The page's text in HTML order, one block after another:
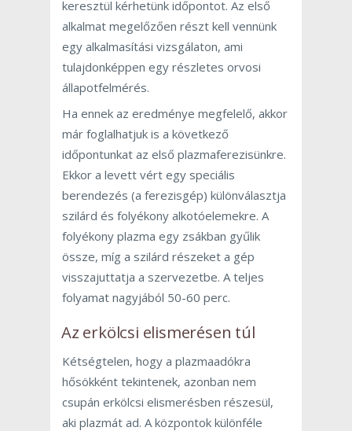
keresztül kérhetünk időpontot. Az első
alkalmat megelőzően részt kell vennünk
egy alkalmasítási vizsgálaton, ami
tulajdonképpen egy részletes orvosi
állapotfelmérés.
Ha ennek az eredménye megfelelő, akkor
már foglalhatjuk is a következő
időpontunkat az első plazmaferezisünkre.
Ekkor a levett vért egy speciális
berendezés (a ferezisgép) különválasztja
szilárd és folyékony alkotóelemekre. A
folyékony plazma egy zsákban gyűlik
össze, míg a szilárd részeket a gép
visszajuttatja a szervezetbe. A teljes
folyamat nagyjából 50-60 perc.
Az erkölcsi elismerésen túl
Kétségtelen, hogy a plazmaadókra
hősökként tekintenek, azonban nem
csupán erkölcsi elismerésben részesül,
aki plazmát ad. A központok különféle